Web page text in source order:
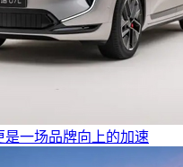
是一场品牌向上的加速